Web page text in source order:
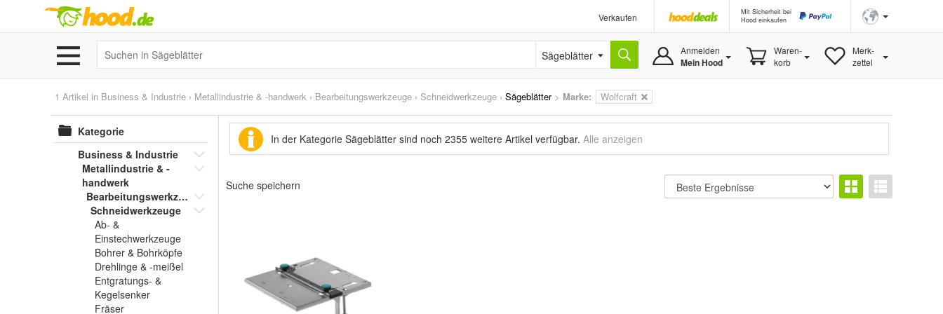
Verkaufen
Mit Sicherheit bei
Hood einkaufen
Sägeblätter Anmelden
Mein Hood
Waren-
korb
Merk-
zettel
1 Artikel in Business & Industrie › Metallindustrie & -handwerk › Bearbeitungswerkzeuge › Schneidwerkzeuge › Sägeblätter> Marke: Wolfcraft
Kategorie
Business & Industrie
Metallindustrie & -
handwerk
Bearbeitungswerkzeuge
Schneidwerkzeuge
Ab- &
Einstechwerkzeuge
Bohrer & Bohrköpfe
Drehlinge & -meißel
Entgratungs- &
Kegelsenker
Fräser
In der Kategorie Sägeblätter sind noch 2355 weitere Artikel verfügbar. Alle anzeigen
Suche speichern